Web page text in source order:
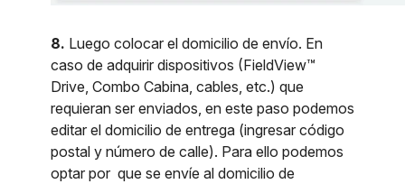
8. Luego colocar el domicilio de envío. En
caso de adquirir dispositivos (FieldView™
Drive, Combo Cabina, cables, etc.) que
requieran ser enviados, en este paso podemos
editar el domicilio de entrega (ingresar código
postal y número de calle). Para ello podemos
optar por que se envíe al domicilio de